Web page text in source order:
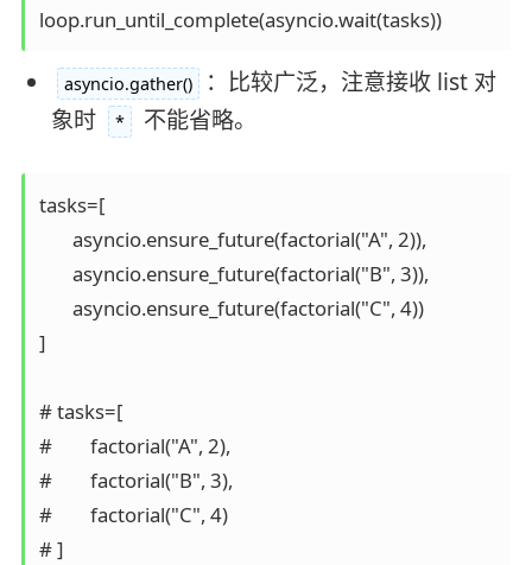
loop.run_until_complete(asyncio.wait(tasks))
asyncio.gather()
：比较广泛，注意接收 list 对
象时
* 不能省略。
tasks=[
       asyncio.ensure_future(factorial("A", 2)),
       asyncio.ensure_future(factorial("B", 3)),
       asyncio.ensure_future(factorial("C", 4))
]
# tasks=[
#        factorial("A", 2),
#        factorial("B", 3),
#        factorial("C", 4)
# ]